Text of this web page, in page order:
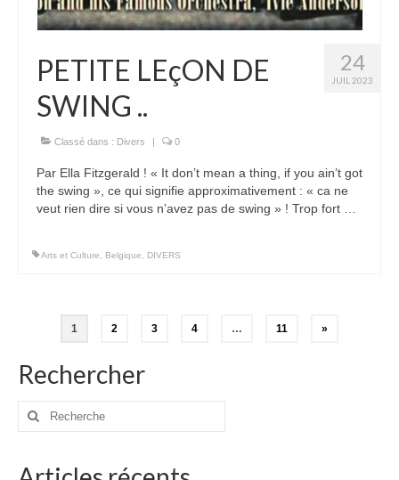
24
JUIL 2023
PETITE LEçON DE
SWING ..
Classé dans : Divers | 0
Par Ella Fitzgerald ! « It don’t mean a thing, if you ain’t got
the swing », ce qui signifie approximativement : « ca ne
veut rien dire si vous n’avez pas de swing » ! Trop fort …
Arts et Culture Belgique DIVERS
Pagination
des
publications
1 2 3 4 … 11 »
Rechercher
Rechercher